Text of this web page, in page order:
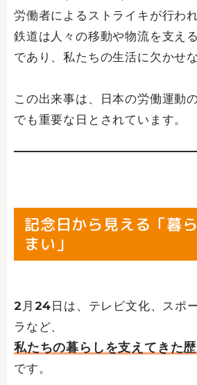
労働者によるストライキが行われ
鉄道は人々の移動や物流を支え
であり、私たちの生活に欠かせ
この出来事は、日本の労働運動
でも重要な日とされています。
記念日から見える「暮
まい」
2月24日は、テレビ文化、スポ
ラなど、
私たちの暮らしを支えてきた
です。